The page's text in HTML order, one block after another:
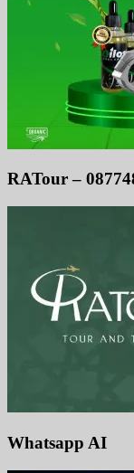
RATour –
Whatsapp AI